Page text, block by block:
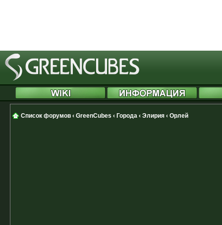
Список форумов ‹ GreenCubes ‹ Города ‹ Элирия ‹ Орлей